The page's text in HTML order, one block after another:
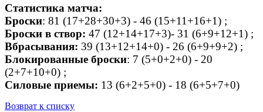
Статистика матча:
Броски: 81 (17+28+30+3) - 46 (15+11+16+1) ;
Броски в створ: 47 (12+14+17+3)- 31 (6+9+12+1) ;
Вбрасывания: 39 (13+12+14+0) - 26 (6+9+9+2) ;
Блокированные броски: 7 (5+0+2+0) - 20
(2+7+10+0) ;
Силовые приемы: 13 (6+2+5+0) - 18 (6+5+7+0)
Возврат к списку